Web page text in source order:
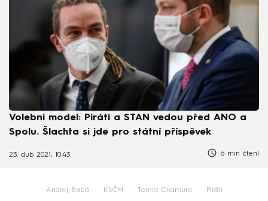
Volební model: Piráti a STAN vedou před ANO a
Spolu. Šlachta si jde pro státní příspěvek
23. dub 2021, 10:43 6 min čtení
Andrej Babiš KSČM Tomio Okamura Piráti